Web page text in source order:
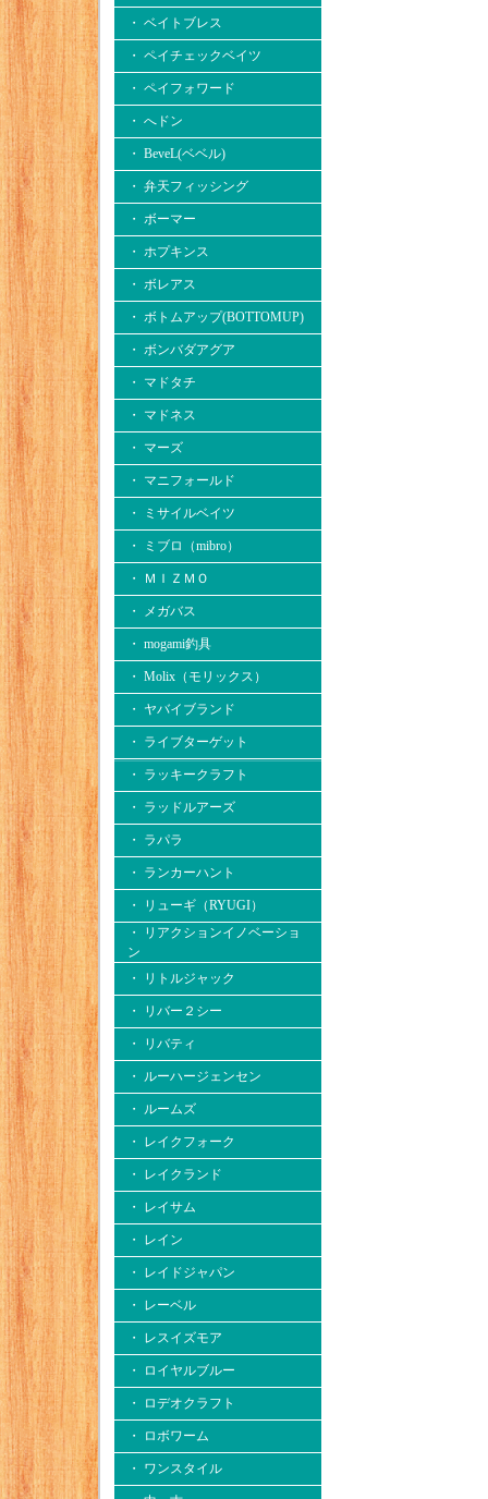
・ ベイトブレス
・ ペイチェックベイツ
・ ペイフォワード
・ へドン
・ BeveL(ベベル)
・ 弁天フィッシング
・ ボーマー
・ ホプキンス
・ ボレアス
・ ボトムアップ(BOTTOMUP)
・ ボンバダアグア
・ マドタチ
・ マドネス
・ マーズ
・ マニフォールド
・ ミサイルベイツ
・ ミブロ（mibro）
・ ＭＩＺＭＯ
・ メガバス
・ mogami釣具
・ Molix（モリックス）
・ ヤバイブランド
・ ライブターゲット
・ ラッキークラフト
・ ラッドルアーズ
・ ラパラ
・ ランカーハント
・ リューギ（RYUGI）
・ リアクションイノベーショ
ン
・ リトルジャック
・ リバー２シー
・ リバティ
・ ルーハージェンセン
・ ルームズ
・ レイクフォーク
・ レイクランド
・ レイサム
・ レイン
・ レイドジャパン
・ レーベル
・ レスイズモア
・ ロイヤルブルー
・ ロデオクラフト
・ ロボワーム
・ ワンスタイル